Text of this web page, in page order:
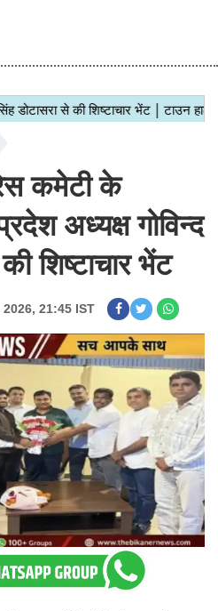
कमेटी के
अध्यक्ष गोविन्द
शिष्टाचार भेंट
21:45 IST